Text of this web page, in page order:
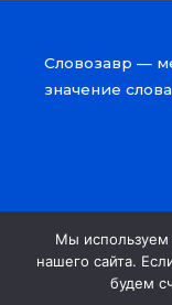
Словозавр —
значение
Мы используем
нашего сайта.
будем